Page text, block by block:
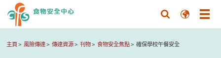
主頁 風險傳達 傳達資源 刊物 食物安全焦點 確保學校午餐安全